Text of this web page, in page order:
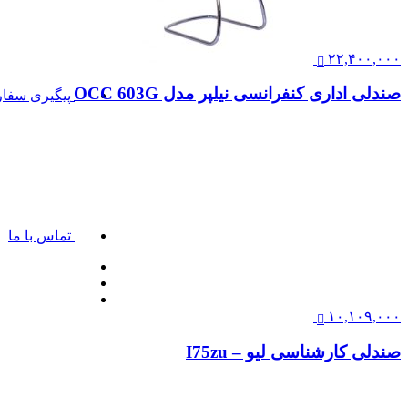
صندلی کارشناسی لیو – I72pu
صندلی اداری کنفرانسی نیلپر مدل OCC 603G